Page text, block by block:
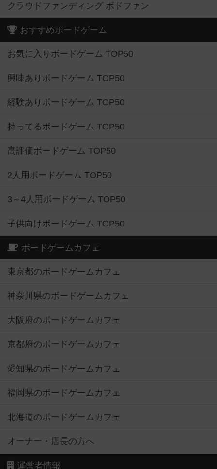
クラウドファンディング ボドファン
おすすめボードゲーム
お気に入りボードゲーム TOP50
興味ありボードゲーム TOP50
経験ありボードゲーム TOP50
持ってるボードゲーム TOP50
高評価ボードゲーム TOP50
2人用ボードゲーム TOP50
3～4人用ボードゲーム TOP50
子供向けボードゲーム TOP50
ボードゲームカフェ
東京都のボードゲームカフェ
神奈川県のボードゲームカフェ
大阪府のボードゲームカフェ
京都府のボードゲームカフェ
愛知県のボードゲームカフェ
福岡県のボードゲームカフェ
北海道のボードゲームカフェ
オーナー・店長の方へ
運営者情報